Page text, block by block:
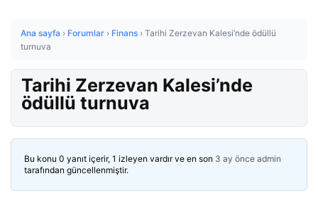
Ana sayfa › Forumlar › Finans › Tarihi Zerzevan Kalesi’nde ödüllü
turnuva
Tarihi Zerzevan Kalesi’nde
ödüllü turnuva
Bu konu 0 yanıt içerir, 1 izleyen vardır ve en son 3 ay önce admin
tarafından güncellenmiştir.